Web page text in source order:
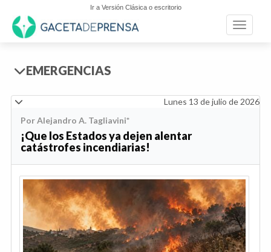
Ir a Versión Clásica o escritorio
Toggle
EMERGENCIAS
Lunes 13 de julio de 2026
Por Alejandro A. Tagliavini*
¡Que los Estados ya dejen alentar
catástrofes incendiarias!